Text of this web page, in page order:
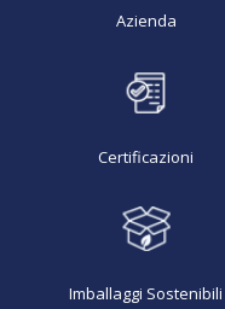
Azienda
Certificazioni
Imballaggi Sostenibili